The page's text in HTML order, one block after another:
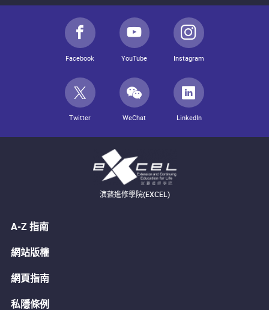
Facebook YouTube Instagram
Twitter WeChat LinkedIn
演藝進修學院(EXCEL)
A-Z 指南
網站版權
網頁指南
私隱條例